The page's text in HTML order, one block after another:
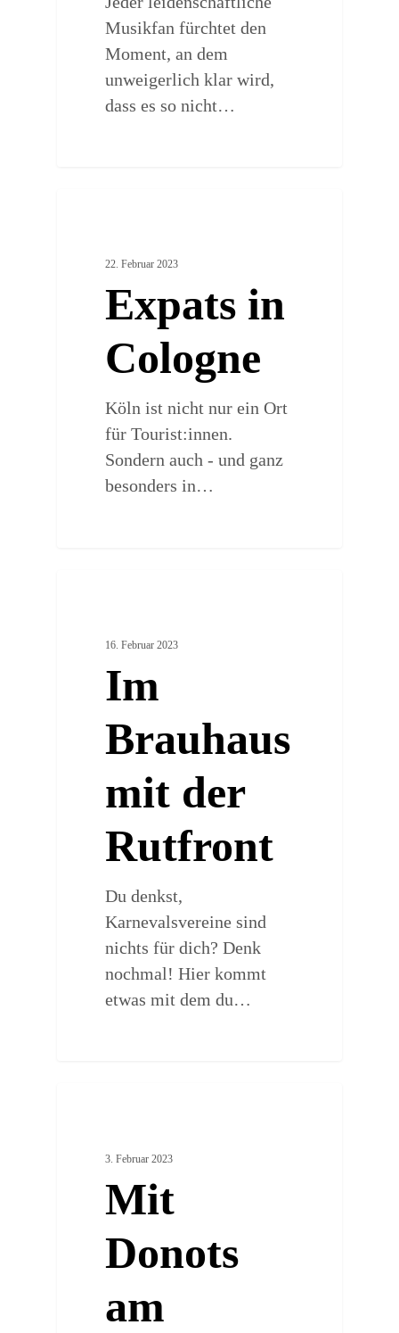
Musikfan fürchtet den
Moment, an dem
unweigerlich klar wird,
dass es so nicht…
22. Februar 2023
Expats in
Cologne
Köln ist nicht nur ein Ort
für Tourist:innen.
Sondern auch - und ganz
besonders in…
16. Februar 2023
Im
Brauhaus
mit der
Rutfront
Du denkst,
Karnevalsvereine sind
nichts für dich? Denk
nochmal! Hier kommt
etwas mit dem du…
3. Februar 2023
Mit
Donots
am